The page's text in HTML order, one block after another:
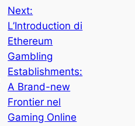
Next:
L’Introduction di
Ethereum
Gambling
Establishments:
A Brand-new
Frontier nel
Gaming Online